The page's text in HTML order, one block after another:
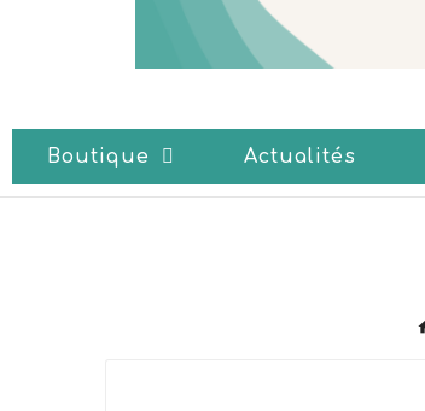
Boutique Actualités